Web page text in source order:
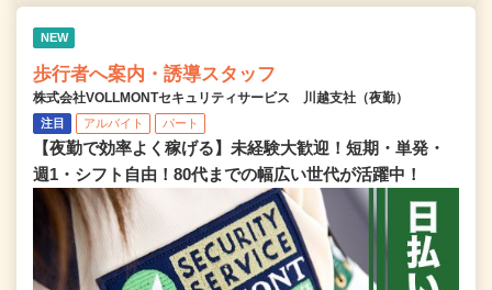
NEW
歩行者へ案内・誘導スタッフ
株式会社VOLLMONTセキュリティサービス 川越支社（夜勤）
注目 アルバイト パート
【夜勤で効率よく稼げる】未経験大歓迎！短期・単発・
週1・シフト自由！80代までの幅広い世代が活躍中！